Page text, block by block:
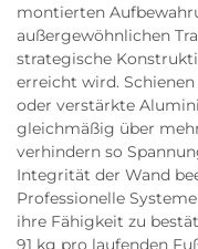
montierten
außergewöhnlichen
strategische
erreicht wird.
oder verstärkte
gleichmäßig über
verhindern so
Integrität der Wand
Professionelle
ihre Fähigkeit zu
91 kg pro laufenden